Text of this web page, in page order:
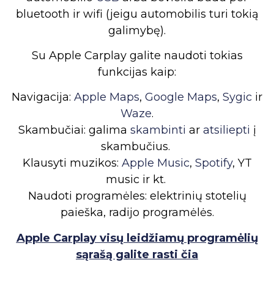
bluetooth ir wifi (jeigu automobilis turi tokią
galimybę).
Su Apple Carplay galite naudoti tokias
funkcijas kaip:
Navigacija: Apple Maps, Google Maps, Sygic ir
Waze.
Skambučiai: galima skambinti ar atsiliepti į
skambučius.
Klausyti muzikos: Apple Music, Spotify, YT
music ir kt.
Naudoti programėles: elektrinių stotelių
paieška, radijo programėlės.
Apple Carplay visų leidžiamų programėlių
sąrašą galite rasti čia